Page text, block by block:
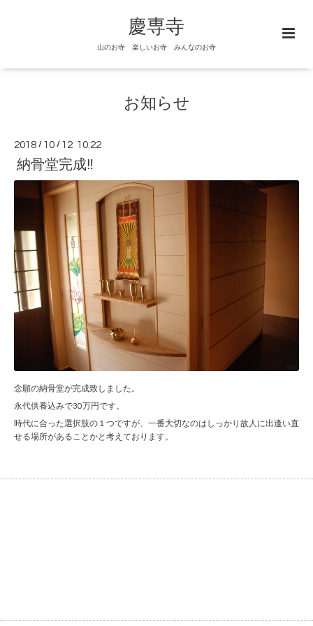
慶専寺
山のお寺 楽しいお寺 みんなのお寺
お知らせ
2018 / 10 / 12 10:22
納骨堂完成‼️
念願の納骨堂が完成致しました。
永代供養込みで30万円です。
時代に合った選択肢の１つですが、一番大切なのはしっかり故人に出逢い直
せる場所があることかと考えております。